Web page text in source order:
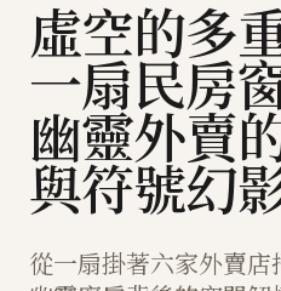
虛空的多
一扇民房
幽靈外賣
與符號幻
從一扇掛著六家外賣